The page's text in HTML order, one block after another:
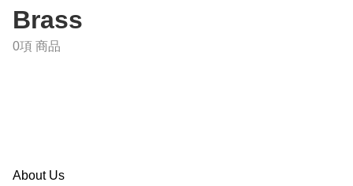
Brass
0項 商品
About Us